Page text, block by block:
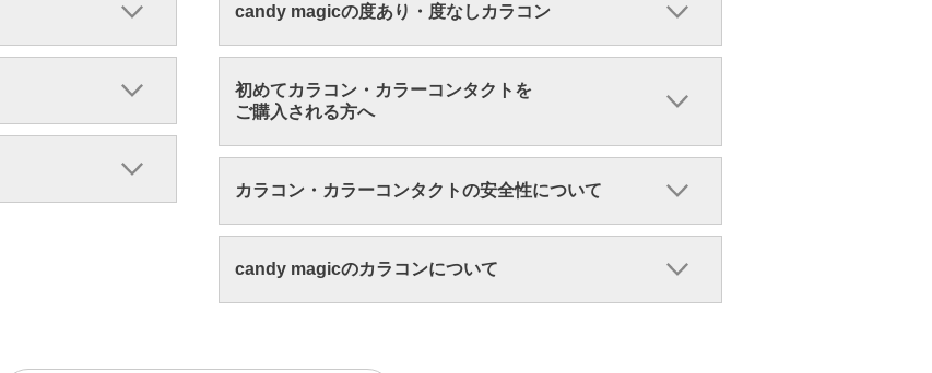
candy magicの度あり・度なしカラコン
初めてカラコン・カラーコンタクトを
ご購入される方へ
カラコン・カラーコンタクトの安全性について
candy magicのカラコンについて